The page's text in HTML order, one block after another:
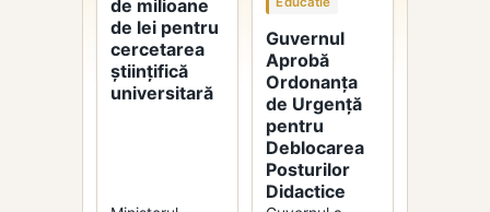
de milioane
de lei pentru
cercetarea
științifică
universitară
Guvernul
Aprobă
Ordonanța
de Urgență
pentru
Deblocarea
Posturilor
Didactice